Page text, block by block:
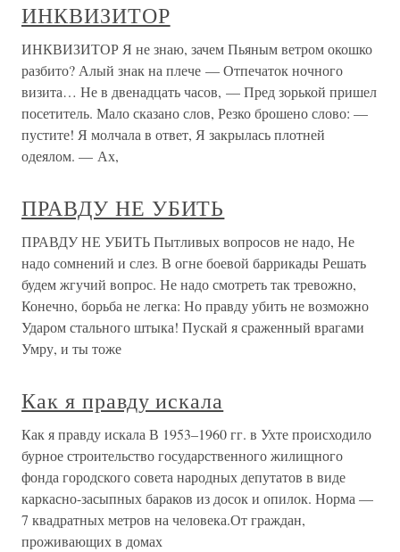
ИНКВИЗИТОР
ИНКВИЗИТОР Я не знаю, зачем Пьяным ветром окошко
разбито? Алый знак на плече — Отпечаток ночного
визита… Не в двенадцать часов, — Пред зорькой пришел
посетитель. Мало сказано слов, Резко брошено слово: —
пустите! Я молчала в ответ, Я закрылась плотней
одеялом. — Ах,
ПРАВДУ НЕ УБИТЬ
ПРАВДУ НЕ УБИТЬ Пытливых вопросов не надо, Не
надо сомнений и слез. В огне боевой баррикады Решать
будем жгучий вопрос. Не надо смотреть так тревожно,
Конечно, борьба не легка: Но правду убить не возможно
Ударом стального штыка! Пускай я сраженный врагами
Умру, и ты тоже
Как я правду искала
Как я правду искала В 1953–1960 гг. в Ухте происходило
бурное строительство государственного жилищного
фонда городского совета народных депутатов в виде
каркасно-засыпных бараков из досок и опилок. Норма —
7 квадратных метров на человека.От граждан,
проживающих в домах